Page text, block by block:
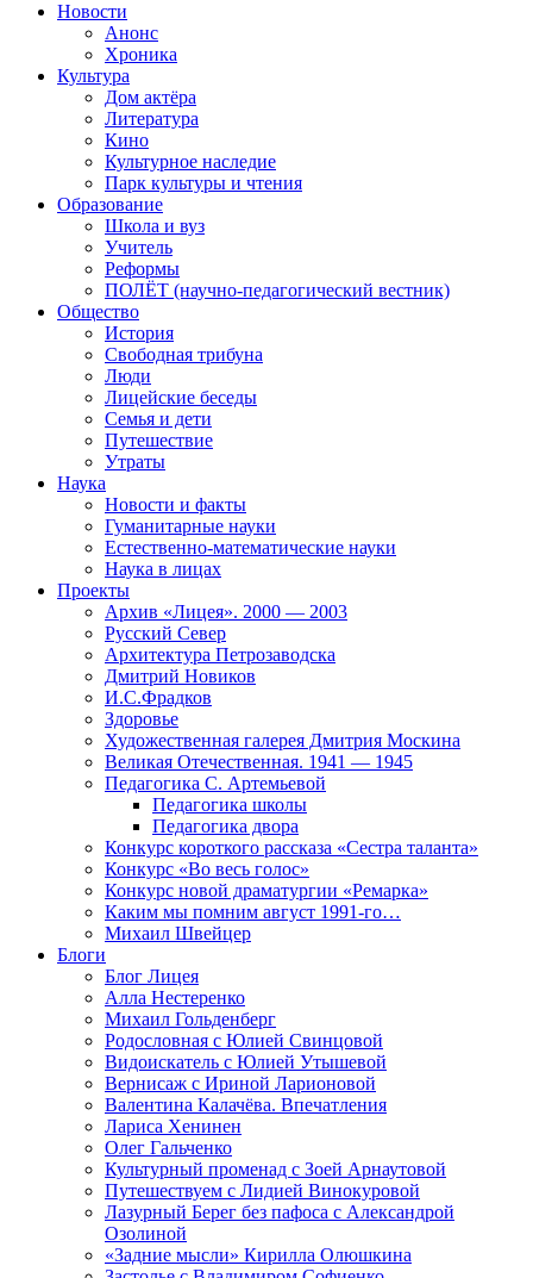
Новости
Анонс
Хроника
Культура
Дом актёра
Литература
Кино
Культурное наследие
Парк культуры и чтения
Образование
Школа и вуз
Учитель
Реформы
ПОЛЁТ (научно-педагогический вестник)
Общество
История
Свободная трибуна
Люди
Лицейские беседы
Семья и дети
Путешествие
Утраты
Наука
Новости и факты
Гуманитарные науки
Естественно-математические науки
Наука в лицах
Проекты
Архив «Лицея». 2000 — 2003
Русский Север
Архитектура Петрозаводска
Дмитрий Новиков
И.С.Фрадков
Здоровье
Художественная галерея Дмитрия Москина
Великая Отечественная. 1941 — 1945
Педагогика С. Артемьевой
Педагогика школы
Педагогика двора
Конкурс короткого рассказа «Сестра таланта»
Конкурс «Во весь голос»
Конкурс новой драматургии «Ремарка»
Каким мы помним август 1991-го…
Михаил Швейцер
Блоги
Блог Лицея
Алла Нестеренко
Михаил Гольденберг
Родословная с Юлией Свинцовой
Видоискатель с Юлией Утышевой
Вернисаж с Ириной Ларионовой
Валентина Калачёва. Впечатления
Лариса Хенинен
Олег Гальченко
Культурный променад с Зоей Арнаутовой
Путешествуем с Лидией Винокуровой
Лазурный Берег без пафоса с Александрой
Озолиной
«Задние мысли» Кирилла Олюшкина